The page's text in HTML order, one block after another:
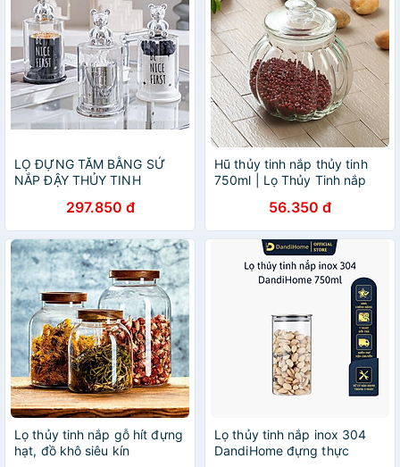
LỌ ĐỰNG TĂM BẰNG SỨ
NẮP ĐẬY THỦY TINH
297.850 đ
Hũ thủy tinh nắp thủy tinh
750ml | Lọ Thủy Tinh nắp
ong hình bí ngô
56.350 đ
Lọ thủy tinh nắp gỗ hít đựng
hạt, đồ khô siêu kín
Lọ thủy tinh nắp inox 304
DandiHome đựng thực